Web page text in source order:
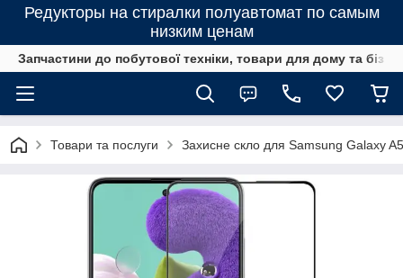
Редукторы на стиралки полуавтомат по самым
низким ценам
Запчастини до побутової техніки, товари для дому та
Товари та послуги Захисне скло для Samsung Galaxy